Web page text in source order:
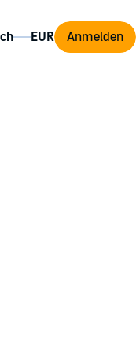
Anmelden